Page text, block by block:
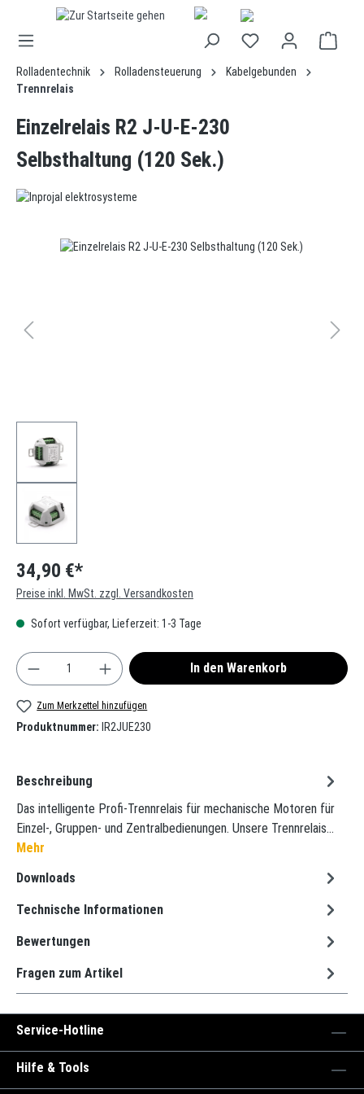
springen
Rolladentechnik Rolladensteuerung
Kabelgebunden
Trennrelais
Einzelrelais R2 J-U-E-230
Selbsthaltung (120 Sek.)
Bildergalerie überspringen
34,90 €*
Preise inkl. MwSt. zzgl. Versandkosten
Sofort verfügbar, Lieferzeit: 1-3 Tage
Produkt Anzahl: Gib den gewünschten Wert ein
In den Warenkorb
Zum Merkzettel hinzufügen
Produktnummer: IR2JUE230
Beschreibung
Das intelligente Profi-Trennrelais für mechanische Motoren für
Einzel-, Gruppen- und Zentralbedienungen. Unsere Trennrelais…
Mehr
Downloads
Technische Informationen
Bewertungen
Fragen zum Artikel
Service-Hotline
Hilfe & Tools